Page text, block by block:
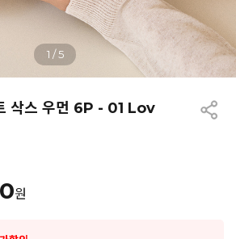
1 /5
삭스 우먼 6P - 01 Lov
원